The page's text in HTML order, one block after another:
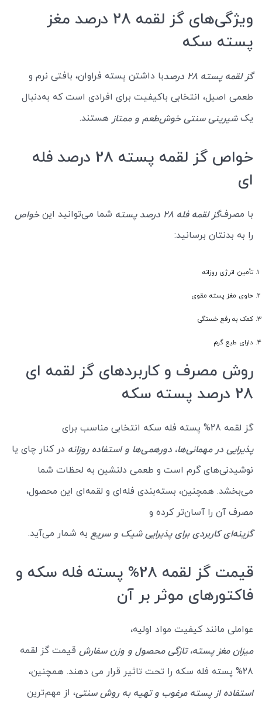
ویژگی‌های گز لقمه 28 درصد مغز
پسته سکه
گز لقمه پسته 28 درصد
با داشتن پسته فراوان، بافتی نرم و
طعمی اصیل، انتخابی باکیفیت برای افرادی است که به‌دنبال
یکشیرینی سنتی خوش‌طعم و ممتاز هستند.
خواص گز لقمه پسته 28 درصد فله
ای
با مصرفگز لقمه فله 28 درصد پسته شما می‌توانید اینخواص
را به بدنتان برسانید:
تأمین انرژی روزانه
حاوی مغز پسته مقوی
کمک به رفع خستگی
دارای طبع گرم
روش مصرف و کاربردهای گز لقمه ای
28 درصد پسته سکه
گز لقمه 28% پسته فله سکه انتخابی مناسب برای
پذیرایی در مهمانی‌ها، دورهمی‌ها و استفاده روزانه در کنار چای یا
نوشیدنی‌های گرم است و طعمی دلنشین به لحظات شما
می‌بخشد. همچنین، بسته‌بندی فله‌ای و لقمه‌ای این محصول،
مصرف آن را آسان‌تر کرده و
گزینه‌ای کاربردی برای پذیرایی شیک و سریع به شمار می‌آید.
قیمت گز لقمه 28% پسته فله سکه و
فاکتورهای موثر بر آن
عواملی مانند کیفیت مواد اولیه،
میزان مغز پسته، تازگی محصول و وزن سفارش قیمت گز لقمه
28% پسته فله سکه را تحت تاثیر قرار می دهند. همچنین،
استفاده از پسته مرغوب و تهیه به روش سنتی، از مهم‌ترین